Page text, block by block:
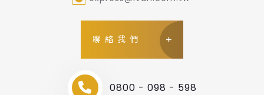
聯絡我們
0800 - 098 - 598